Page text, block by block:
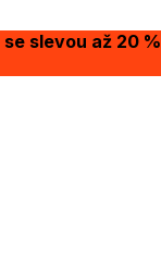
se slevou až 20 %